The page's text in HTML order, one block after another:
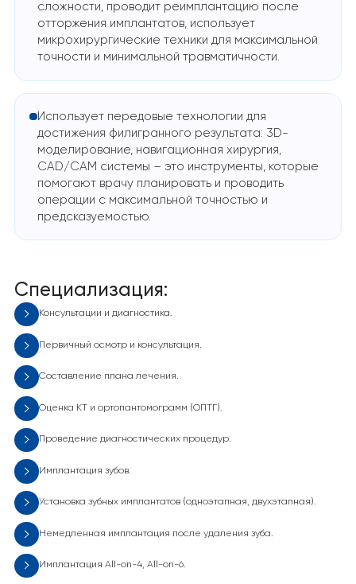
сложности, проводит реимплантацию после
отторжения имплантатов, использует
микрохирургические техники для максимальной
точности и минимальной травматичности.
Использует передовые технологии для
достижения филигранного результата: 3D-
моделирование, навигационная хирургия,
CAD/CAM системы – это инструменты, которые
помогают врачу планировать и проводить
операции с максимальной точностью и
предсказуемостью.
Специализация:
Консультации и диагностика.
Первичный осмотр и консультация.
Составление плана лечения.
Оценка КТ и ортопантомограмм (ОПТГ).
Проведение диагностических процедур.
Имплантация зубов.
Установка зубных имплантатов (одноэтапная, двухэтапная).
Немедленная имплантация после удаления зуба.
Имплантация All-on-4, All-on-6.